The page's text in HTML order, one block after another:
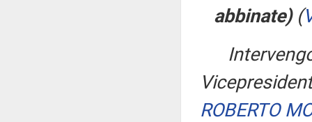
abbinate) (
ROBERTO